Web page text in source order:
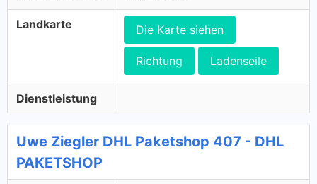
Landkarte Die Karte siehen
Richtung Ladenseile
Dienstleistung
Uwe Ziegler DHL Paketshop 407 - DHL
PAKETSHOP